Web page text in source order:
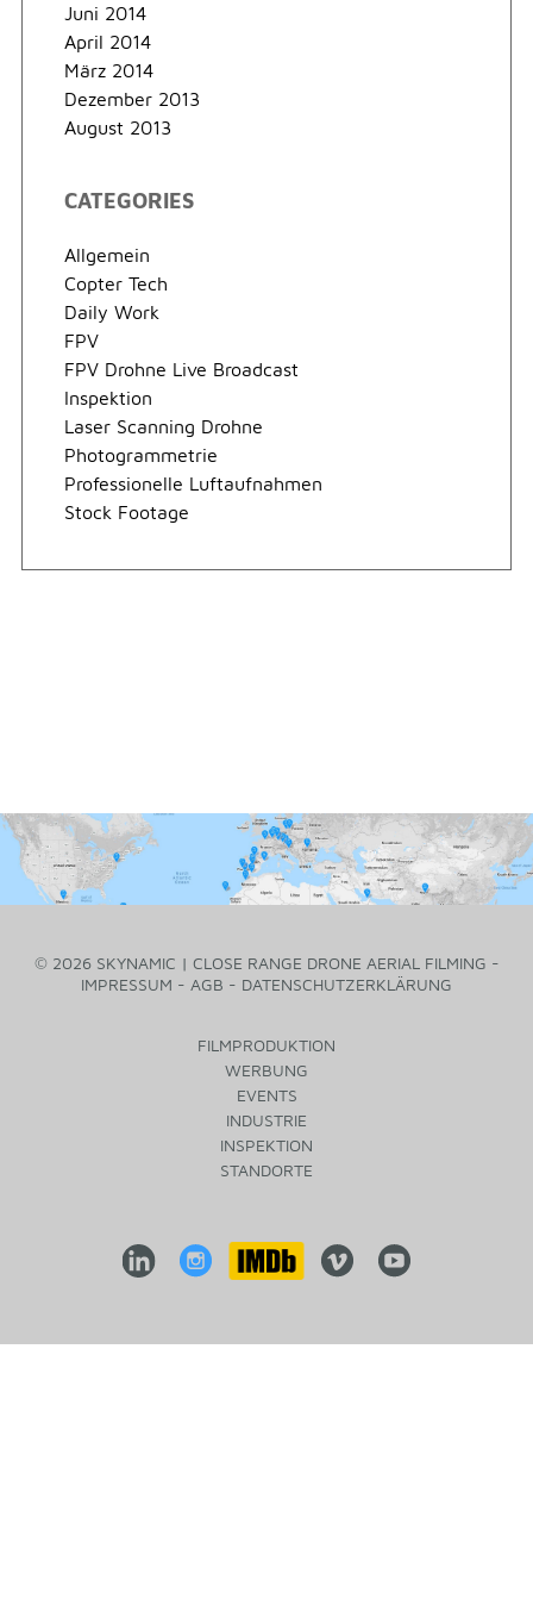
Juni 2014
April 2014
März 2014
Dezember 2013
August 2013
CATEGORIES
Allgemein
Copter Tech
Daily Work
FPV
FPV Drohne Live Broadcast
Inspektion
Laser Scanning Drohne
Photogrammetrie
Professionelle Luftaufnahmen
Stock Footage
© 2026 SKYNAMIC | CLOSE RANGE DRONE AERIAL FILMING -
IMPRESSUM - AGB - DATENSCHUTZERKLÄRUNG
FILMPRODUKTION
WERBUNG
EVENTS
INDUSTRIE
INSPEKTION
STANDORTE